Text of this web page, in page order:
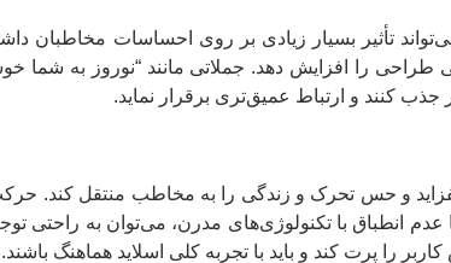
تأثیر بسیار زیادی بر روی احساسات مخاطبان
را افزایش دهد. جملاتی مانند “نوروز به شما
جذب کنند و ارتباط عمیق‌تری برقرار نماید.
و حس تحرک و زندگی را به مخاطب منتقل کند.
عدم انطباق با تکنولوژی‌های مدرن، می‌توان به راحتی
را پرت کند و باید با تجربه کلی اسلاید هماهنگ باشند.